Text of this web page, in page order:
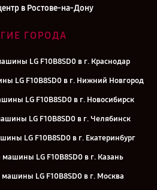
в Ростове-на-Дону
ГОРОДА
LG F10B8SD0 в г. Краснодар
LG F10B8SD0 в г. Нижний Новгород
LG F10B8SD0 в г. Новосибирск
LG F10B8SD0 в г. Челябинск
LG F10B8SD0 в г. Екатеринбург
LG F10B8SD0 в г. Казань
LG F10B8SD0 в г. Москва